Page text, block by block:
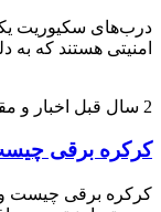
درب‌های سکیوریت
امنیتی هستند که
2 سال قبل اخبار و
کرکره برقی
کرکره برقی چیست و